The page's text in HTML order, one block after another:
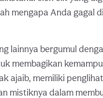
mengapa Anda gagal
lainnya bergumul
membagikan
ajaib, memiliki
mistiknya dalam